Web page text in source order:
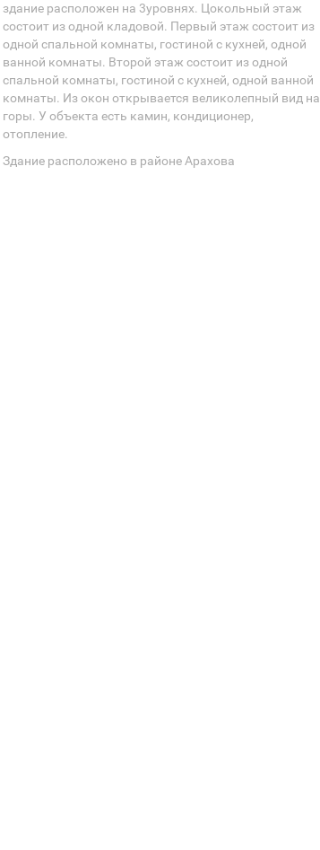
здание расположен на 3уровнях. Цокольный этаж
состоит из одной кладовой. Первый этаж состоит из
одной спальной комнаты, гостиной с кухней, одной
ванной комнаты. Второй этаж состоит из одной
спальной комнаты, гостиной с кухней, одной ванной
комнаты. Из окон открывается великолепный вид на
горы. У объекта есть камин, кондиционер,
отопление.
Здание расположено в районе Арахова